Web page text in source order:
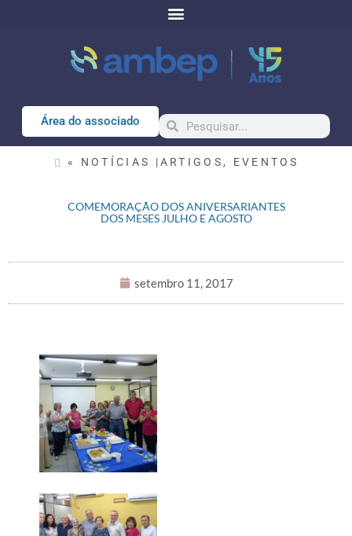
Área do associado
« NOTÍCIAS |ARTIGOS , EVENTOS
COMEMORAÇÃO DOS ANIVERSARIANTES
DOS MESES JULHO E AGOSTO
setembro 11, 2017